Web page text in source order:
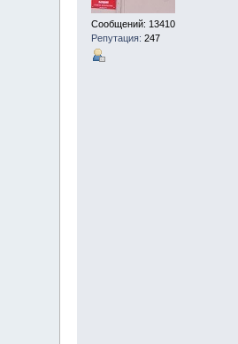
Сообщений: 13410
Репутация: 247